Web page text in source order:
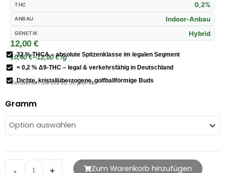
THC 0,2%
ANBAU Indoor-Anbau
GENETIK Hybrid
12,00 €
10,40€–12,00€ /g
32 % THCA – absolute Spitzenklasse im legalen Segment
< 0,2 % Δ9-THC – legal & verkehrsfähig in Deutschland
Dichte, kristallüberzogene, golfballförmige Buds
Verdienen Sie bis zu 56 points.
Gramm
Insane
Pound
Cake
–
32%
Blüten
Zum Warenkorb hinzufügen